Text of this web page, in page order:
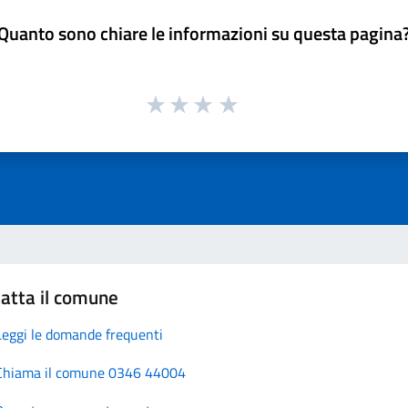
sono chiare le informazioni su questa
il comune
le domande frequenti
il comune 0346 44004